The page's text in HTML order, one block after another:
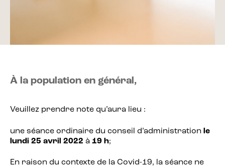
À la population en général,
Veuillez prendre note qu’aura lieu :
une séance ordinaire du conseil d’administration le
lundi 25 avril 2022 à 19 h;
En raison du contexte de la Covid-19, la séance ne